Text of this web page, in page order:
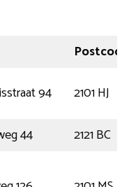
Postcode
94
2101 HJ
44
2121 BC